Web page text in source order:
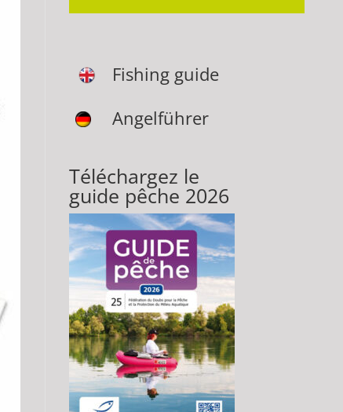
Fishing guide
Angelführer
Téléchargez le
guide pêche 2026